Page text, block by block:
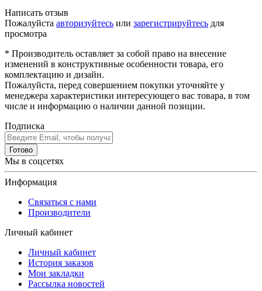
Написать отзыв
Пожалуйста авторизуйтесь или зарегистрируйтесь для
просмотра
* Производитель оставляет за собой право на внесение
изменений в конструктивные особенности товара, его
комплектацию и дизайн.
Пожалуйста, перед совершением покупки уточняйте у
менеджера характеристики интересующего вас товара, в том
числе и информацию о наличии данной позиции.
Подписка
Готово
Мы в соцсетях
Информация
Связаться с нами
Производители
Личный кабинет
Личный кабинет
История заказов
Мои закладки
Рассылка новостей